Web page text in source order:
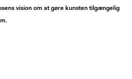
vision om at gøre kunsten tilgængelig